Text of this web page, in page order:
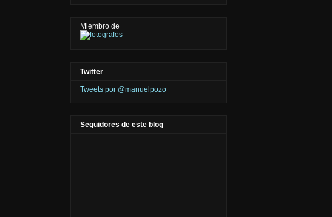
Miembro de
Twitter
Tweets por @manuelpozo
Seguidores de este blog